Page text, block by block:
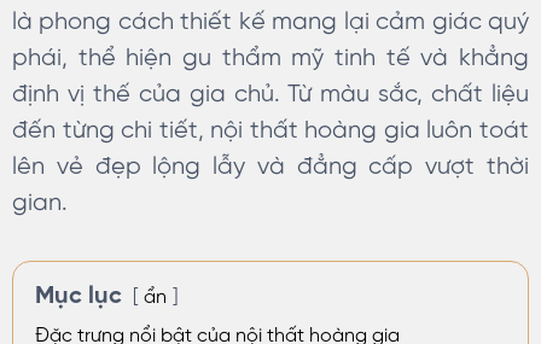
là phong cách thiết kế mang lại cảm giác quý
phái, thể hiện gu thẩm mỹ tinh tế và khẳng
định vị thế của gia chủ. Từ màu sắc, chất liệu
đến từng chi tiết, nội thất hoàng gia luôn toát
lên vẻ đẹp lộng lẫy và đẳng cấp vượt thời
gian.
Mục lục
ẩn
Đặc trưng nổi bật của nội thất hoàng gia